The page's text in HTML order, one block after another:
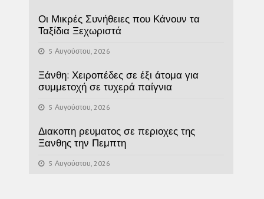
Οι Μικρές Συνήθειες που Κάνουν τα
Ταξίδια Ξεχωριστά
5 Αυγούστου, 2026
Ξάνθη: Χειροπέδες σε έξι άτομα για
συμμετοχή σε τυχερά παίγνια
5 Αυγούστου, 2026
Διακοπη ρευματος σε περιοχες της
Ξανθης την Πεμπτη
5 Αυγούστου, 2026